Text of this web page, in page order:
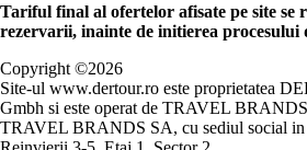
Tariful final al ofertelor afisate pe site se
rezervarii, inainte de initierea procesului
Copyright ©2026
Site-ul www.dertour.ro este proprietatea
Gmbh si este operat de TRAVEL
TRAVEL BRANDS SA, cu sediul social in